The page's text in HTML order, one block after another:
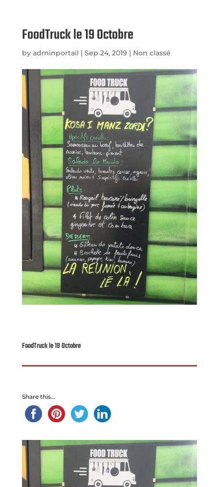
FoodTruck le 19 Octobre
by adminportail | Sep 24, 2019 | Non classé
FoodTruck le 19 Octobre
Share this...